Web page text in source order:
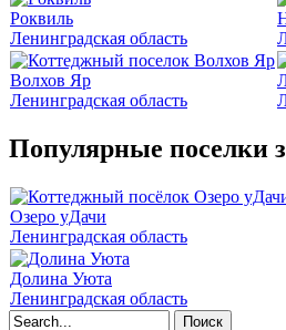
Роквиль
Ленинградская область
Волхов Яр
Ленинградская область
Популярные поселки
Озеро уДачи
Ленинградская область
Долина Уюта
Ленинградская область